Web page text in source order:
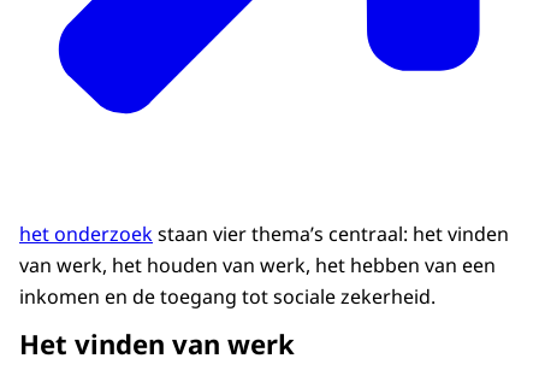
het onderzoekstaan vier thema’s centraal: het vinden
van werk, het houden van werk, het hebben van een
inkomen en de toegang tot sociale zekerheid.
Het vinden van werk